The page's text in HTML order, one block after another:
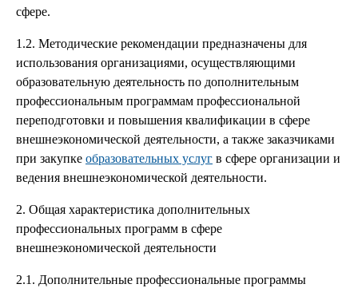
сфере.
1.2. Методические рекомендации предназначены для
использования организациями, осуществляющими
образовательную деятельность по дополнительным
профессиональным программам профессиональной
переподготовки и повышения квалификации в сфере
внешнеэкономической деятельности, а также заказчиками
при закупке образовательных услуг в сфере организации и
ведения внешнеэкономической деятельности.
2. Общая характеристика дополнительных
профессиональных программ в сфере
внешнеэкономической деятельности
2.1. Дополнительные профессиональные программы